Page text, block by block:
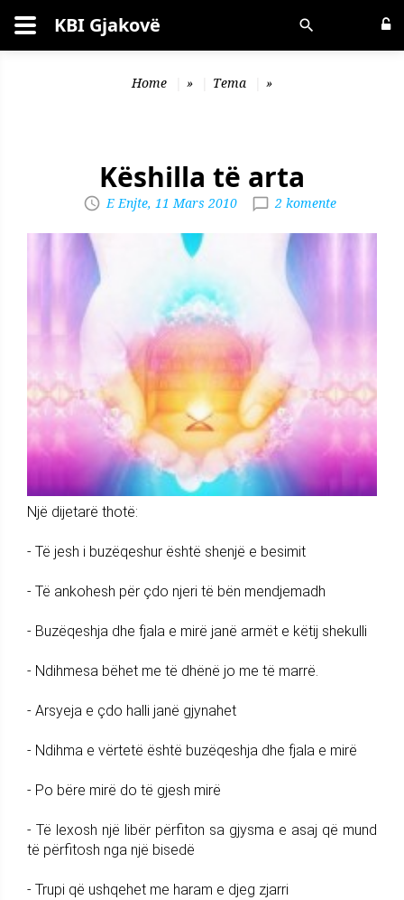
Kërko KBI Gjakovë
Home » Tema »
Këshilla të arta
E Enjte, 11 Mars 2010 2 komente
Një dijetarë thotë:
- Të jesh i buzëqeshur është shenjë e besimit
- Të ankohesh për çdo njeri të bën mendjemadh
- Buzëqeshja dhe fjala e mirë janë armët e këtij shekulli
- Ndihmesa bëhet me të dhënë jo me të marrë.
- Arsyeja e çdo halli janë gjynahet
- Ndihma e vërtetë është buzëqeshja dhe fjala e mirë
- Po bëre mirë do të gjesh mirë
- Të lexosh një libër përfiton sa gjysma e asaj që mund
të përfitosh nga një bisedë
- Trupi që ushqehet me haram e djeg zjarri